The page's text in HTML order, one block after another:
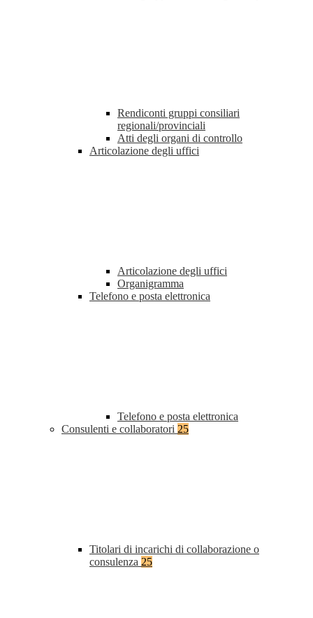
Rendiconti gruppi consiliari
regionali/provinciali
Atti degli organi di controllo
Articolazione degli uffici
Articolazione degli uffici
Organigramma
Telefono e posta elettronica
Telefono e posta elettronica
Consulenti e collaboratori 25
Titolari di incarichi di collaborazione o
consulenza 25